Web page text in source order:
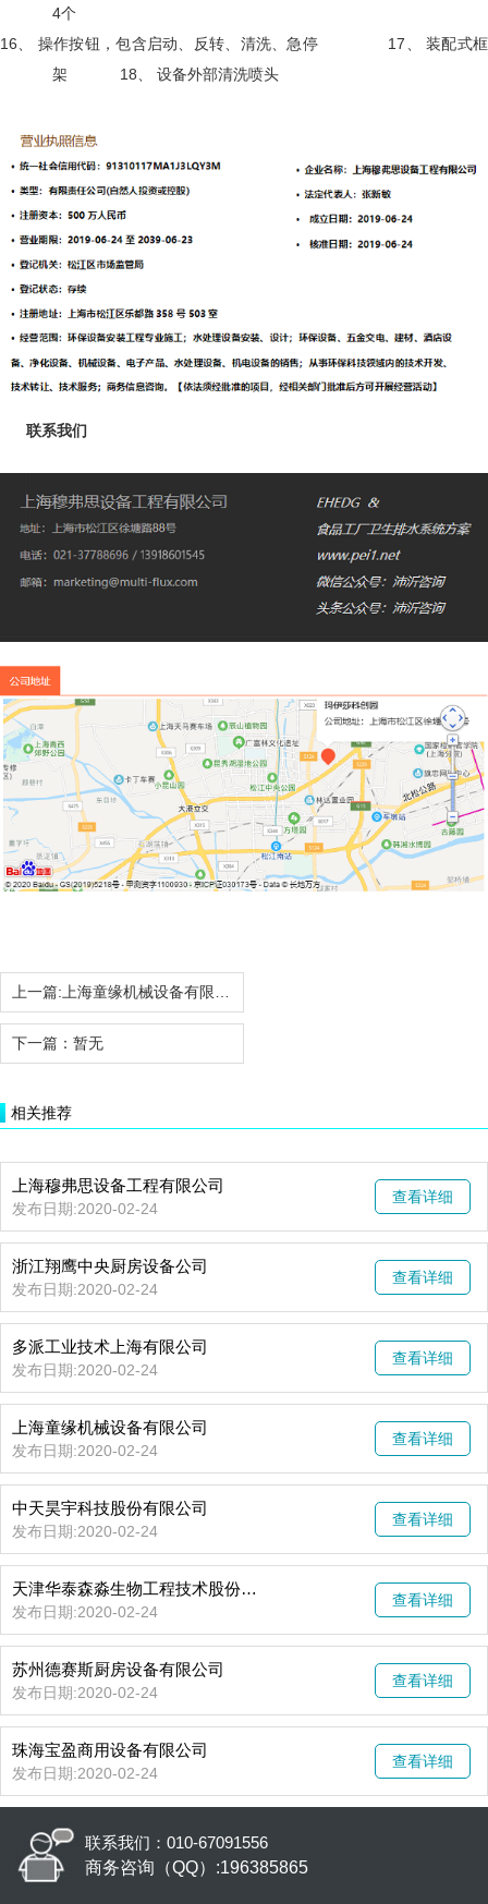
4个
16、 操作按钮，包含启动、反转、清洗、急停 17、装配式框
架 18、 设备外部清洗喷头
联系我们
上一篇: 上海童缘机械设备有限公司
下一篇： 暂无
相关推荐
上海穆弗思设备工程有限公司
发布日期:2020-02-24
查看详细
浙江翔鹰中央厨房设备公司
发布日期:2020-02-24
查看详细
多派工业技术上海有限公司
发布日期:2020-02-24
查看详细
上海童缘机械设备有限公司
发布日期:2020-02-24
查看详细
中天昊宇科技股份有限公司
发布日期:2020-02-24
查看详细
天津华泰森淼生物工程技术股份有限公司
发布日期:2020-02-24
查看详细
​苏州德赛斯厨房设备有限公司
发布日期:2020-02-24
查看详细
珠海宝盈商用设备有限公司
发布日期:2020-02-24
查看详细
联系我们：010-67091556
商务咨询（QQ）:196385865